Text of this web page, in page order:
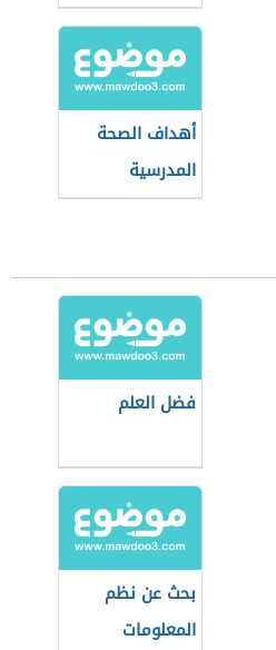
أهداف الصحة
المدرسية
فضل العلم
بحث عن نظم
المعلومات